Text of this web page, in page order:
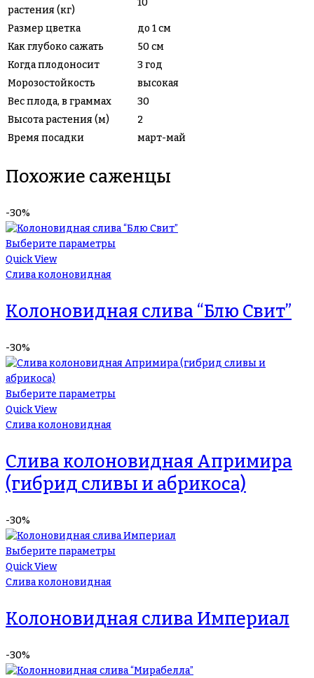
растения (кг)
Размер цветка
до 1 см
Как глубоко сажать
50 см
Когда плодоносит
3 год
Морозостойкость
высокая
Вес плода, в граммах
30
Высота растения (м)
2
Время посадки
март-май
Похожие саженцы
-30%
Выберите параметры
Quick View
Слива колоновидная
Колоновидная слива “Блю Свит”
-30%
Выберите параметры
Quick View
Слива колоновидная
Слива колоновидная Апримира
(гибрид сливы и абрикоса)
-30%
Выберите параметры
Quick View
Слива колоновидная
Колоновидная слива Империал
-30%